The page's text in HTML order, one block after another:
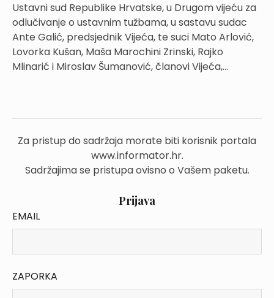
Ustavni sud Republike Hrvatske, u Drugom vijeću za
odlučivanje o ustavnim tužbama, u sastavu sudac
Ante Galić, predsjednik Vijeća, te suci Mato Arlović,
Lovorka Kušan, Maša Marochini Zrinski, Rajko
Mlinarić i Miroslav Šumanović, članovi Vijeća,...
Za pristup do sadržaja morate biti korisnik portala
www.informator.hr.
Sadržajima se pristupa ovisno o Vašem paketu.
Prijava
EMAIL
ZAPORKA